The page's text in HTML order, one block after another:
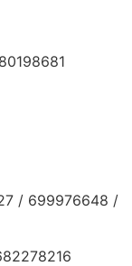
/ 699976648 /